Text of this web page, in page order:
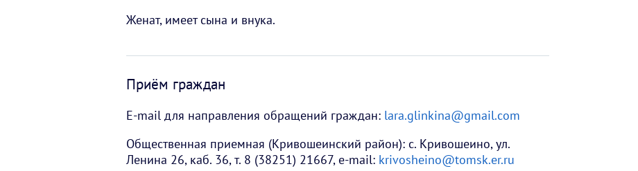
Женат, имеет сына и внука.
Приём граждан
E-mail для направления обращений граждан: lara.glinkina@gmail.com
Общественная приемная (Кривошеинский район): с. Кривошеино, ул.
Ленина 26, каб. 36, т. 8 (38251) 21667, e-mail: krivosheino@tomsk.er.ru